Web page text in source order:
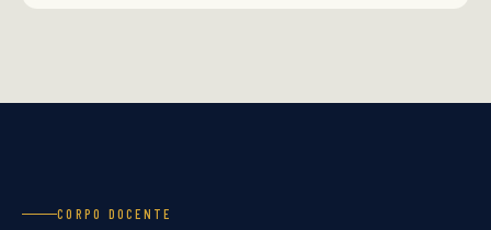
CORPO DOCENTE